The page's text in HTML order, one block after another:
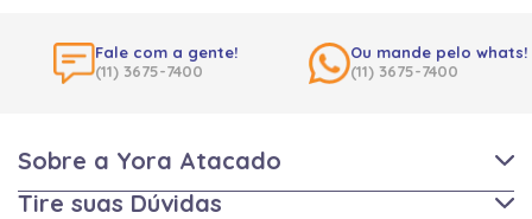
Fale com a gente!
(11) 3675-7400
Ou mande pelo whats!
(11) 3675-7400
Sobre a Yora Atacado
Tire suas Dúvidas